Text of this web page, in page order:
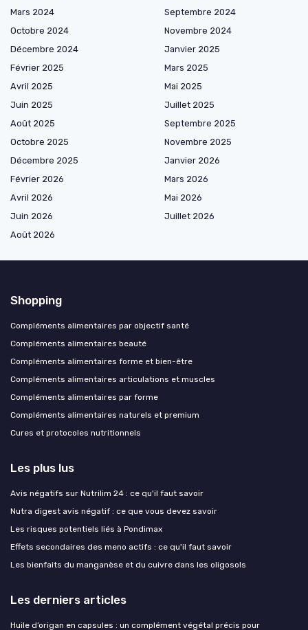
Mars 2024
Septembre 2024
Octobre 2024
Novembre 2024
Décembre 2024
Janvier 2025
Février 2025
Mars 2025
Avril 2025
Mai 2025
Juin 2025
Juillet 2025
Août 2025
Septembre 2025
Octobre 2025
Novembre 2025
Décembre 2025
Janvier 2026
Février 2026
Mars 2026
Avril 2026
Mai 2026
Juin 2026
Juillet 2026
Août 2026
Shopping
Compléments alimentaires par objectif santé
Compléments alimentaires beauté
Compléments alimentaires forme et bien-être
Compléments alimentaires articulations et muscles
Compléments alimentaires par forme
Compléments alimentaires naturels et premium
Cures et protocoles nutritionnels
Les plus lus
Avis négatifs sur Nutrilim 24 : ce qu'il faut savoir
Nutra digest avis négatif : ce que vous devez savoir
Les risques potentiels liés à Pondimax
Effets secondaires des meno actifs : ce qu'il faut savoir
Les bienfaits du manganèse et du cuivre dans les oligosols
Les derniers articles
Huile d’origan en capsules : un complément végétal précis pour